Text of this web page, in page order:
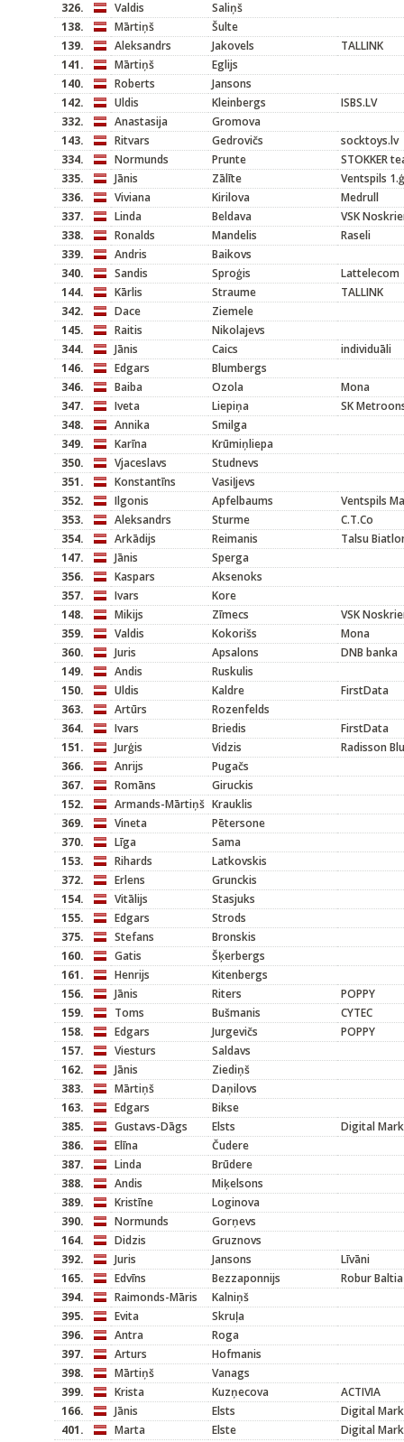
326. Valdis
Saliņš
138.
Mārtiņš
Šulte
139.
Aleksandrs Jakovels
TALLINK
141.
Mārtiņš
Eglijs
140.
Roberts
Jansons
142.
Uldis Kleinbergs
ISBS.LV
332.
Anastasija
Gromova
143.
Ritvars Gedrovičs
socktoys.lv
334.
Normunds Prunte
STOKKER
335.
Jānis Zālīte
Ventspils
336.
Viviana Kirilova
Medrull
337.
Linda Beldava
VSK
338.
Ronalds Mandelis
Raseli
339.
Andris
Baikovs
340.
Sandis Sproģis
Lattelecom
144.
Kārlis Straume
TALLINK
342.
Dace
Ziemele
145.
Raitis
Nikolajevs
344.
Jānis Caics
individuāli
146.
Edgars
Blumbergs
346.
Baiba Ozola
Mona
347.
Iveta Liepiņa
SK
348.
Annika
Smilga
349.
Karīna
Krūmiņliepa
350.
Vjaceslavs
Studnevs
351.
Konstantīns
Vasiļjevs
352.
Ilgonis Apfelbaums
Ventspils
353.
Aleksandrs Sturme
C.T.Co
354.
Arkādijs Reimanis
Talsu
147.
Jānis
Sperga
356.
Kaspars
Aksenoks
357.
Ivars
Kore
148.
Mikijs Zīmecs
VSK
359.
Valdis Kokorišs
Mona
360.
Juris Apsalons
DNB banka
149.
Andis
Ruskulis
150.
Uldis Kaldre
FirstData
363.
Artūrs
Rozenfelds
364.
Ivars Briedis
FirstData
151.
Jurģis Vidzis
Radisson
366.
Anrijs
Pugačs
367.
Romāns
Giruckis
152.
Armands-Mārtiņš Krauklis
369.
Vineta
Pētersone
370.
Līga
Sama
153.
Rihards
Latkovskis
372.
Erlens
Grunckis
154.
Vitālijs
Stasjuks
155.
Edgars
Strods
375.
Stefans
Bronskis
160.
Gatis
Šķerbergs
161.
Henrijs
Kitenbergs
156.
Jānis Riters
POPPY
159.
Toms Bušmanis
CYTEC
158.
Edgars Jurgevičs
POPPY
157.
Viesturs
Saldavs
162.
Jānis
Ziediņš
383.
Mārtiņš
Daņilovs
163.
Edgars
Bikse
385.
Gustavs-Dāgs Elsts
Digital
386.
Elīna
Čudere
387.
Linda
Brūdere
388.
Andis
Miķelsons
389.
Kristīne
Loginova
390.
Normunds
Gorņevs
164.
Didzis
Gruznovs
392.
Juris Jansons
Līvāni
165.
Edvīns Bezzaponnijs
Robur Baltia
394.
Raimonds-Māris
Kalniņš
395.
Evita
Skruļa
396.
Antra
Roga
397.
Arturs
Hofmanis
398.
Mārtiņš
Vanags
399.
Krista Kuzņecova
ACTIVIA
166.
Jānis Elsts
Digital
401.
Marta Elste
Digital